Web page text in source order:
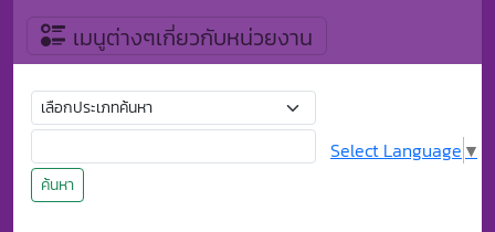
เมนูต่างๆเกี่ยวกับหน่วยงาน
ค้นหา
Select Language ▼